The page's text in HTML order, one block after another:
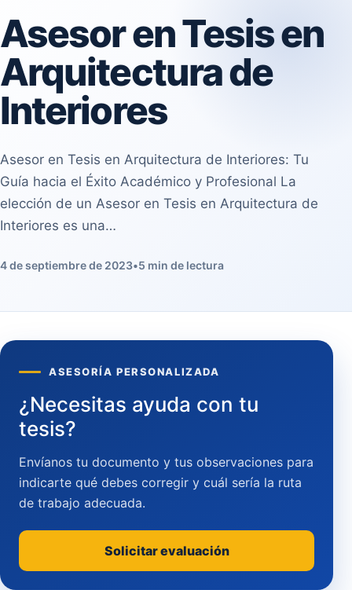
Asesor en Tesis en
Arquitectura de
Interiores
Asesor en Tesis en Arquitectura de Interiores: Tu
Guía hacia el Éxito Académico y Profesional La
elección de un Asesor en Tesis en Arquitectura de
Interiores es una…
4 de septiembre de 2023•5 min de lectura
ASESORÍA PERSONALIZADA
¿Necesitas ayuda con tu
tesis?
Envíanos tu documento y tus observaciones para
indicarte qué debes corregir y cuál sería la ruta
de trabajo adecuada.
Solicitar evaluación